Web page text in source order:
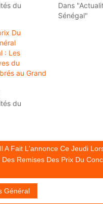
du
Dans
Sénégal"
Du
: Les
du
au Grand
du
A Fait L'annonce Ce Jeudi
Remises Des Prix Du
Général